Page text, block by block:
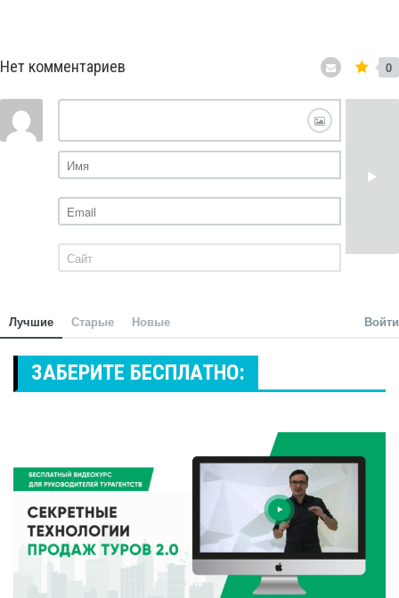
Нет комментариев 0
Лучшие Старые Новые Войти
ЗАБЕРИТЕ БЕСПЛАТНО: